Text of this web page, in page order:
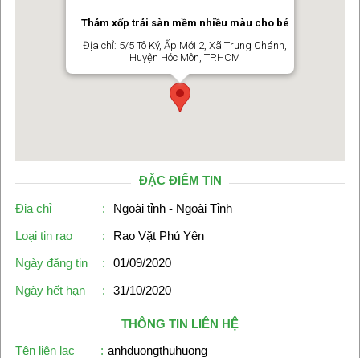
Thảm xốp trải sàn mềm nhiều màu cho bé
Địa chỉ: 5/5 Tô Ký, Ấp Mới 2, Xã Trung Chánh,
Huyện Hóc Môn, TP.HCM
ĐẶC ĐIỂM TIN
Địa chỉ :
Ngoài tỉnh - Ngoài Tỉnh
Loại tin rao
:
Rao Vặt Phú Yên
Ngày đăng tin
:
01/09/2020
Ngày hết hạn
: 31/10/2020
THÔNG TIN LIÊN HỆ
Tên liên lạc
: anhduongthuhuong